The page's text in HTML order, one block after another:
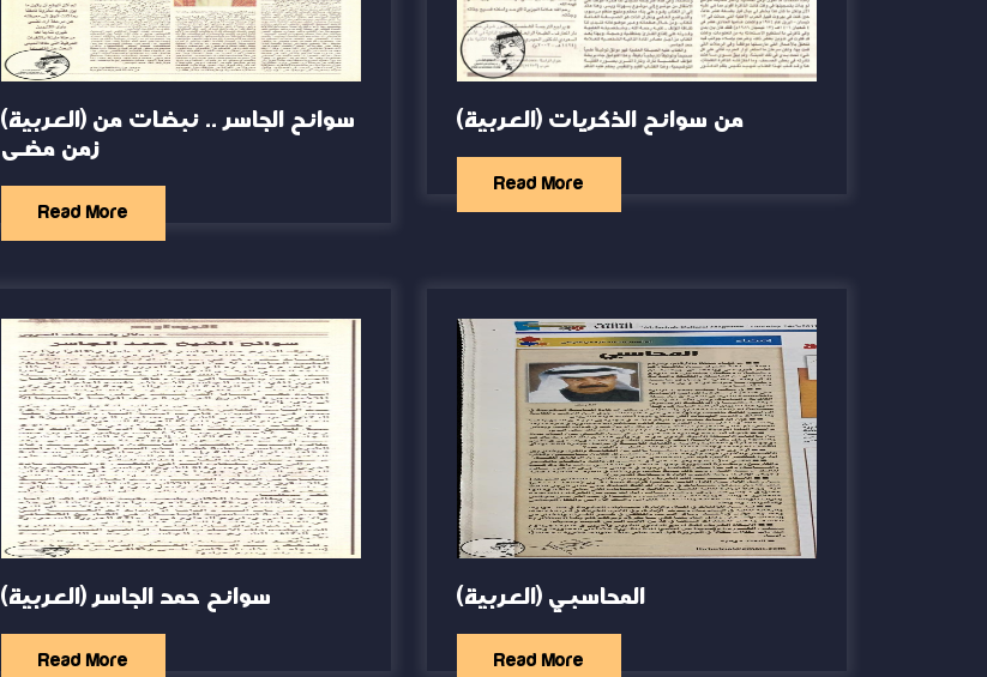
(العربية) سوانح الجاسر .. نبضات من
زمن مضى
Read More
(العربية) من سوانح الذكريات
Read More
(العربية) سوانح حمد الجاسر
Read More
(العربية) المحاسبي
Read More